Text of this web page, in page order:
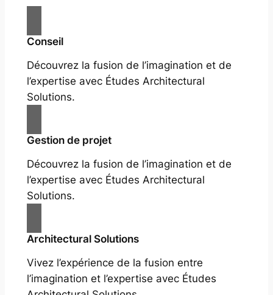
Conseil
Découvrez la fusion de l’imagination et de
l’expertise avec Études Architectural
Solutions.
Gestion de projet
Découvrez la fusion de l’imagination et de
l’expertise avec Études Architectural
Solutions.
Architectural Solutions
Vivez l’expérience de la fusion entre
l’imagination et l’expertise avec Études